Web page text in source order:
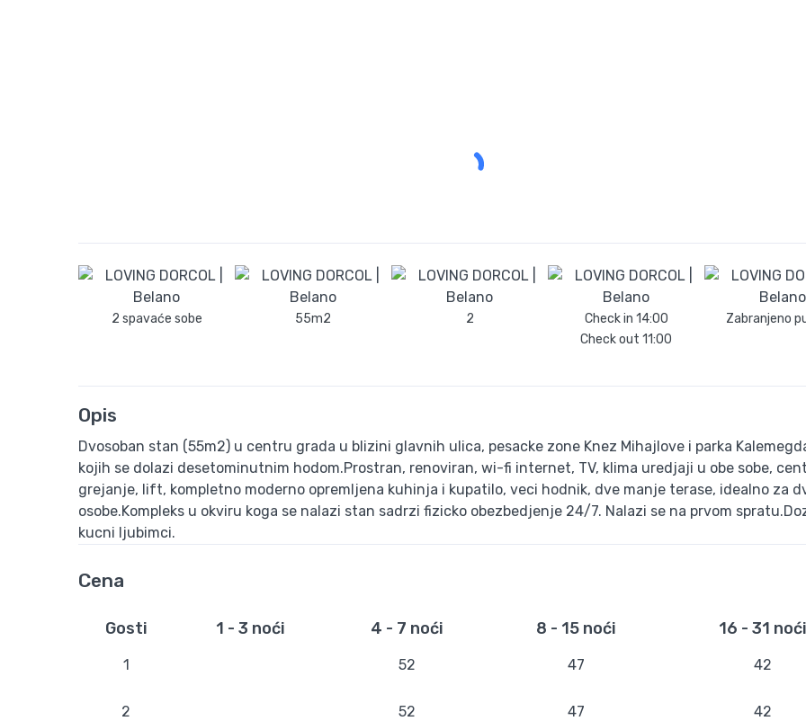
2 spavaće sobe 55m2 2 Check in 14:00
Check out 11:00
Zabranjeno
Opis
Dvosoban stan (55m2) u centru grada u blizini glavnih ulica, pesacke zone Knez Mihajlove i parka
kojih se dolazi desetominutnim hodom.Prostran, renoviran, wi-fi internet, TV, klima uredjaji u obe sobe,
grejanje, lift, kompletno moderno opremljena kuhinja i kupatilo, veci hodnik, dve manje terase, idealno za
osobe.Kompleks u okviru koga se nalazi stan sadrzi fizicko obezbedjenje 24/7. Nalazi se na prvom
kucni ljubimci.
Cena
Gosti 1 - 3 noći 4 - 7 noći 8 - 15 noći 16 - 31 noći
1 52 47 42
2 52 47 42